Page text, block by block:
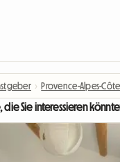
› Provence-Alpes-
die Sie interessieren